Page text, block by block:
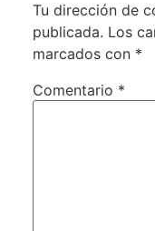
Tu dirección de
publicada. Los
marcados con *
Comentario *